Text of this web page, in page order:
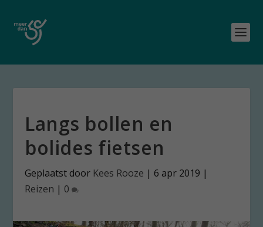
Langs bollen en
bolides fietsen
Geplaatst door Kees Rooze | 6 apr 2019 |
Reizen | 0